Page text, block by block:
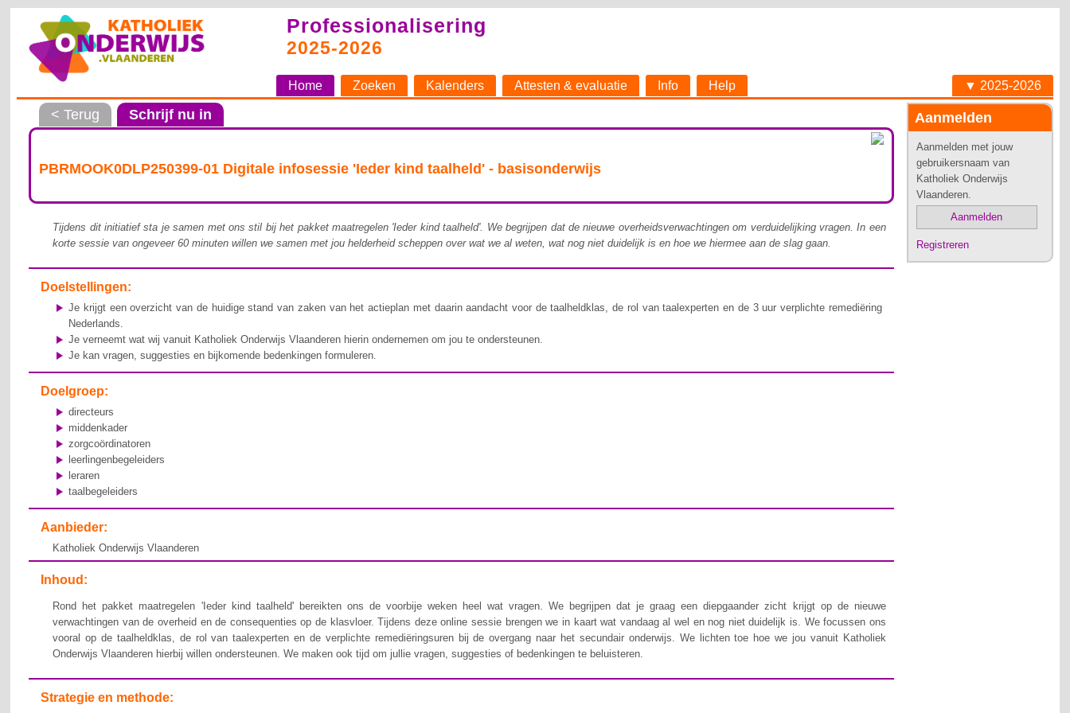
Professionalisering
2025-2026
Home Zoeken Kalenders Attesten & evaluatie Info Help ▼ 2025-2026
Aanmelden
Aanmelden met jouw
gebruikersnaam van
Katholiek Onderwijs
Vlaanderen.
Aanmelden
Registreren
< Terug Schrijf nu in
PBRMOOK0DLP250399-01 Digitale infosessie 'Ieder kind taalheld' - basisonderwijs
Tijdens dit initiatief sta je samen met ons stil bij het pakket maatregelen 'Ieder kind taalheld'. We begrijpen dat de nieuwe overheidsverwachtingen om verduidelijking vragen. In een
korte sessie van ongeveer 60 minuten willen we samen met jou helderheid scheppen over wat we al weten, wat nog niet duidelijk is en hoe we hiermee aan de slag gaan.
Doelstellingen:
Je krijgt een overzicht van de huidige stand van zaken van het actieplan met daarin aandacht voor de taalheldklas, de rol van taalexperten en de 3 uur verplichte remediëring
Nederlands.
Je verneemt wat wij vanuit Katholiek Onderwijs Vlaanderen hierin ondernemen om jou te ondersteunen.
Je kan vragen, suggesties en bijkomende bedenkingen formuleren.
Doelgroep:
directeurs
middenkader
zorgcoördinatoren
leerlingenbegeleiders
leraren
taalbegeleiders
Aanbieder:
Katholiek Onderwijs Vlaanderen
Inhoud:
Rond het pakket maatregelen 'Ieder kind taalheld' bereikten ons de voorbije weken heel wat vragen. We begrijpen dat je graag een diepgaander zicht krijgt op de nieuwe
verwachtingen van de overheid en de consequenties op de klasvloer. Tijdens deze online sessie brengen we in kaart wat vandaag al wel en nog niet duidelijk is. We focussen ons
vooral op de taalheldklas, de rol van taalexperten en de verplichte remediëringsuren bij de overgang naar het secundair onderwijs. We lichten toe hoe we jou vanuit Katholiek
Onderwijs Vlaanderen hierbij willen ondersteunen. We maken ook tijd om jullie vragen, suggesties of bedenkingen te beluisteren.
Strategie en methode: